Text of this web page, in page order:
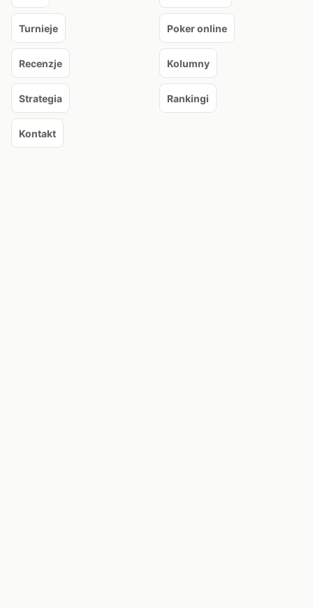
Turnieje Poker online
Recenzje Kolumny
Strategia Rankingi
Kontakt